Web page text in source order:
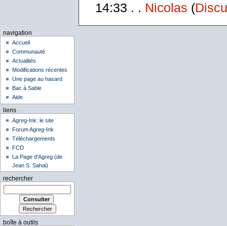
14:33 . . Nicolas (
navigation
Accueil
Communauté
Actualités
Modifications récentes
Une page au hasard
Bac à Sable
Aide
liens
Agreg-Ink: le site
Forum Agreg-Ink
Téléchargements
FCD
La Page d'Agreg (de
Jean S. Sahai)
rechercher
boîte à outils